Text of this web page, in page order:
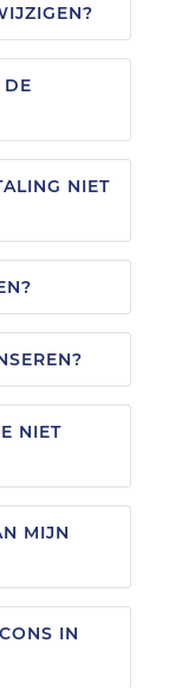
DE
NIET
NIET
MIJN
IN